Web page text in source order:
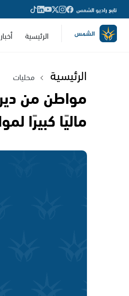
تابع راديو الشمس
الرئيسية أخبار
الرئيسية محليات
مواطن من
ماليًا كبيرًا